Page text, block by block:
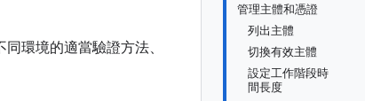
管理主體和憑證
列出主體
切換有效主體
設定工作階段時
間長度
環境的適當驗證方法、